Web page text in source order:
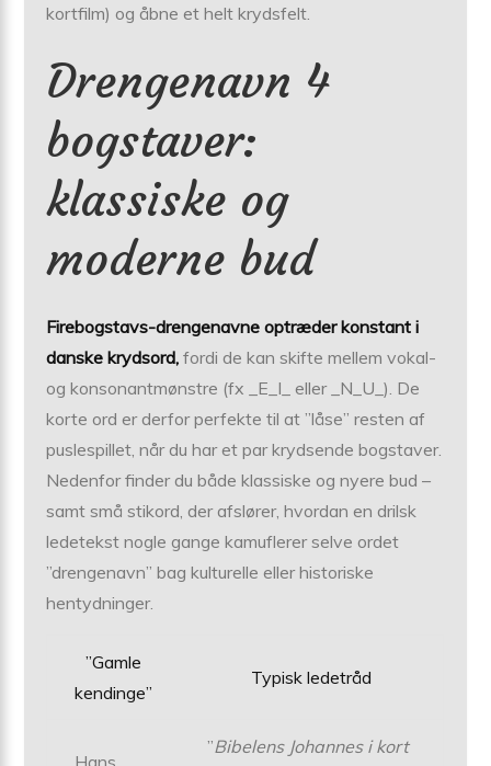
kortfilm) og åbne et helt krydsfelt.
Drengenavn 4
bogstaver:
klassiske og
moderne bud
Firebogstavs-drengenavne optræder konstant i
danske krydsord, fordi de kan skifte mellem vokal-
og konsonantmønstre (fx _E_I_ eller _N_U_). De
korte ord er derfor perfekte til at ”låse” resten af
puslespillet, når du har et par krydsende bogstaver.
Nedenfor finder du både klassiske og nyere bud –
samt små stikord, der afslører, hvordan en drilsk
ledetekst nogle gange kamuflerer selve ordet
”drengenavn” bag kulturelle eller historiske
hentydninger.
”Gamle
kendinge”
Typisk ledetråd
Hans
”Bibelens Johannes i kort